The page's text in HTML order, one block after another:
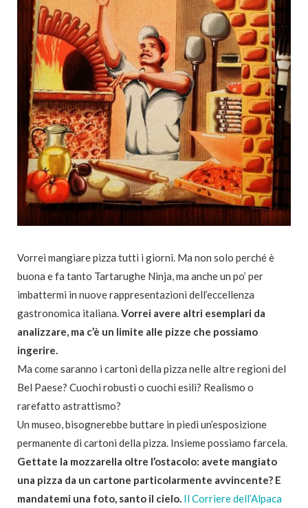
Vorrei mangiare pizza tutti i giorni. Ma non solo perché è
buona e fa tanto Tartarughe Ninja, ma anche un po’ per
imbattermi in nuove rappresentazioni dell’eccellenza
gastronomica italiana.Vorrei avere altri esemplari da
analizzare, ma c’è un limite alle pizze che possiamo
ingerire.
Ma come saranno i cartoni della pizza nelle altre regioni del
Bel Paese? Cuochi robusti o cuochi esili? Realismo o
rarefatto astrattismo?
Un museo, bisognerebbe buttare in piedi un’esposizione
permanente di cartoni della pizza. Insieme possiamo farcela.
Gettate la mozzarella oltre l’ostacolo: avete mangiato
una pizza da un cartone particolarmente avvincente? E
mandatemi una foto, santo il cielo. Il Corriere dell’Alpaca